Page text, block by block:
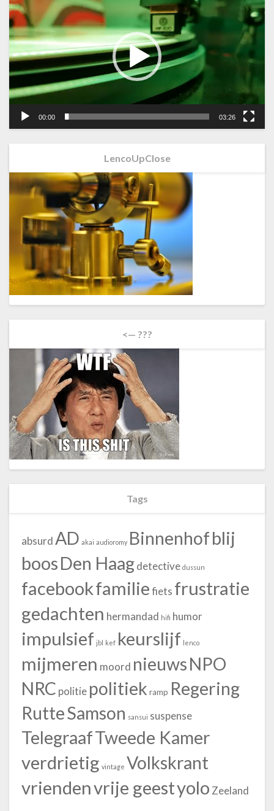
00:00 03:26
LencoUpClose
<— ???
Tags
absurd AD akai audioromy Binnenhofblij
boosDen Haagdetective dussun
facebookfamiliefiets frustratie
gedachten hermandad hifi humor
impulsief jbl kef keurslijf lenco
mijmeren moord nieuwsNPO
NRC politie politiek ramp Regering
RutteSamson sansui suspense
TelegraafTweede Kamer
verdrietig vintage Volkskrant
vriendenvrije geestyolo Zeeland